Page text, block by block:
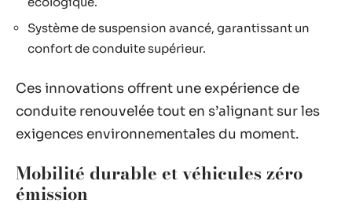
Système de suspension avancé, garantissant un
confort de conduite supérieur.
Ces innovations offrent une expérience de
conduite renouvelée tout en s’alignant sur les
exigences environnementales du moment.
Mobilité durable et véhicules zéro
émission